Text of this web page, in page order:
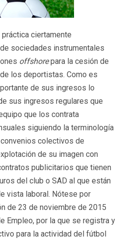
ciertamente
sociedades instrumentales
offshorepara la cesión de
los deportistas. Como es
de sus ingresos lo
sus ingresos regulares que
que los contrata
siguiendo la terminología
colectivos de
de su imagen con
publicitarios que tienen
del club o SAD al que están
vista laboral. Nótese por
de 23 de noviembre de 2015
Empleo, por la que se registra y
para la actividad del fútbol